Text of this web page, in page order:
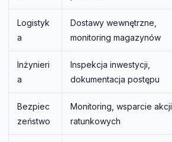
Logistyk
a
Dostawy wewnętrzne,
monitoring magazynów
Inżynieri
a
Inspekcja inwestycji,
dokumentacja postępu
Bezpiec
zeństwo
Monitoring, wsparcie akcji
ratunkowych